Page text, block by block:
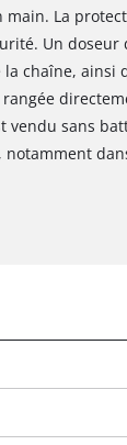
ton accord
used.
La
Un
chaîne, ainsi
rangée
vendu sans
notamment